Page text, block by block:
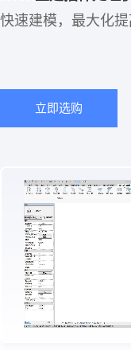
快速建模，最大化
立即选购
【有求必应】